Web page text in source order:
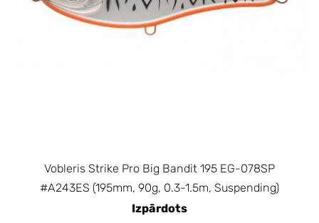
Vobleris Strike Pro Big Bandit 195 EG-078SP
#A243ES (195mm, 90g, 0.3-1.5m, Suspending)
Izpārdots